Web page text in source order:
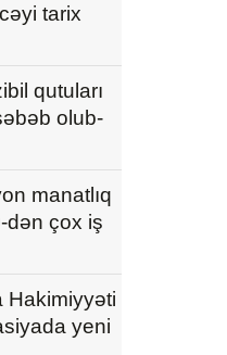
tarix
qutuları
olub-
manatlıq
dən çox iş
Hakimiyyəti
yeni